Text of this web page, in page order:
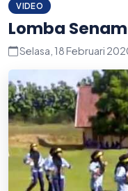
VIDEO
Lomba
Selasa, 18 Februari